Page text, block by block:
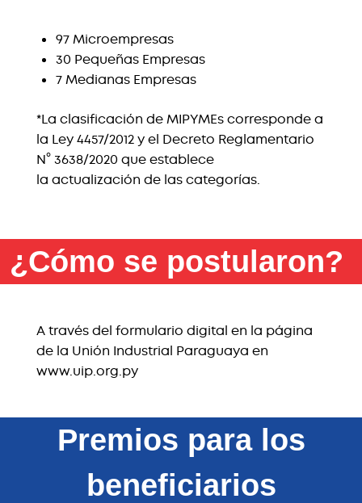
97 Microempresas
30 Pequeñas Empresas
7 Medianas Empresas
*La clasificación de MIPYMEs corresponde a
la Ley 4457/2012 y el Decreto Reglamentario
N° 3638/2020 que establece
la actualización de las categorías.
¿Cómo se postularon?
A través del formulario digital en la página
de la Unión Industrial Paraguaya en
www.uip.org.py
Premios para los
beneficiarios